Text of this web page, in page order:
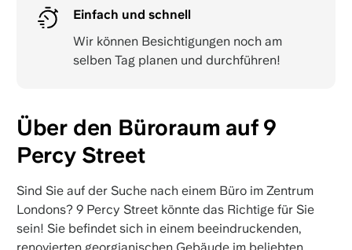
Einfach und schnell
Wir können Besichtigungen noch am
selben Tag planen und durchführen!
Über den Büroraum auf 9
Percy Street
Sind Sie auf der Suche nach einem Büro im Zentrum
Londons? 9 Percy Street könnte das Richtige für Sie
sein! Sie befindet sich in einem beeindruckenden,